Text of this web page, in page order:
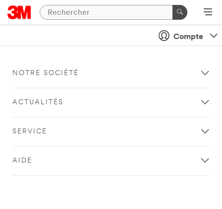
Compte
NOTRE SOCIÉTÉ
ACTUALITÉS
SERVICE
AIDE